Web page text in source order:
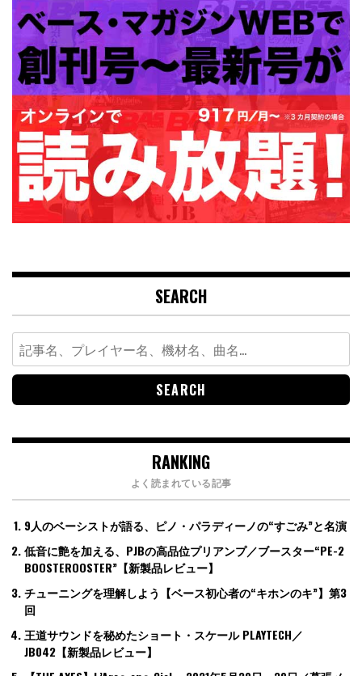
SEARCH
Search
for:
RANKING
よく読まれている記事
9人のベーシストが語る、ピノ・パラディーノの“すごみ”と名演
低音に艶を加える、PJBの高品位プリアンプ／ブースター“PE-2
BOOSTEROOSTER”【新製品レビュー】
チューニングを理解しよう【ベース初心者の“キホンのキ”】第3
回
王道サウンドを秘めたショート・スケール PLAYTECH／
JB042【新製品レビュー】